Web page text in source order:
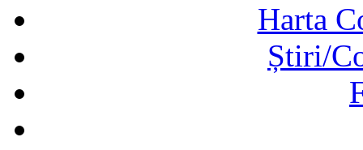
Harta
Știri/